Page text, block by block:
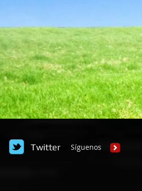
Twitter Síguenos